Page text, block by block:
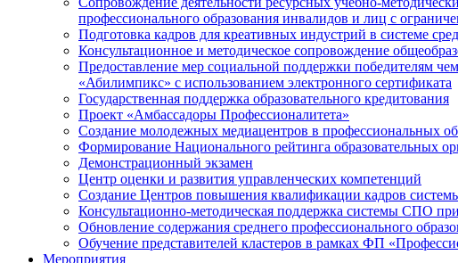
профессионального образования инвалидов и лиц с
Подготовка кадров для креативных индустрий в системе
Консультационное и методическое сопровождение
Предоставление мер социальной поддержки победителям
«Абилимпикс» с использованием электронного сертификата
Государственная поддержка образовательного кредитования
Проект «Амбассадоры Профессионалитета»
Создание молодежных медиацентров в профессиональных
Формирование Национального рейтинга образовательных
Демонстрационный экзамен
Центр оценки и развития управленческих компетенций
Создание Центров повышения квалификации кадров
Консультационно-методическая поддержка системы СПО
Обновление содержания среднего профессионального
Обучение представителей кластеров в рамках ФП
Мероприятия